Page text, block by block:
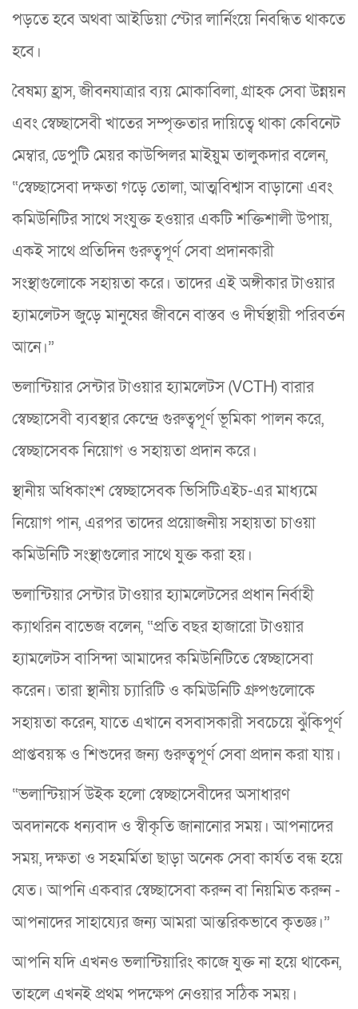
পড়তে হবে অথবা আইডিয়া স্টোর লার্নিংয়ে নিবন্ধিত থাকতে
হবে।
বৈষম্য হ্রাস, জীবনযাত্রার ব্যয় মোকাবিলা, গ্রাহক সেবা উন্নয়ন
এবং স্বেচ্ছাসেবী খাতের সম্পৃক্ততার দায়িত্বে থাকা কেবিনেট
মেম্বার, ডেপুটি মেয়র কাউন্সিলর মাইয়ুম তালুকদার বলেন,
“স্বেচ্ছাসেবা দক্ষতা গড়ে তোলা, আত্মবিশ্বাস বাড়ানো এবং
কমিউনিটির সাথে সংযুক্ত হওয়ার একটি শক্তিশালী উপায়,
একই সাথে প্রতিদিন গুরুত্বপূর্ণ সেবা প্রদানকারী
সংস্থাগুলোকে সহায়তা করে। তাদের এই অঙ্গীকার টাওয়ার
হ্যামলেটস জুড়ে মানুষের জীবনে বাস্তব ও দীর্ঘস্থায়ী পরিবর্তন
আনে।”
ভলান্টিয়ার সেন্টার টাওয়ার হ্যামলেটস (VCTH) বারার
স্বেচ্ছাসেবী ব্যবস্থার কেন্দ্রে গুরুত্বপূর্ণ ভূমিকা পালন করে,
স্বেচ্ছাসেবক নিয়োগ ও সহায়তা প্রদান করে।
স্থানীয় অধিকাংশ স্বেচ্ছাসেবক ভিসিটিএইচ-এর মাধ্যমে
নিয়োগ পান, এরপর তাদের প্রয়োজনীয় সহায়তা চাওয়া
কমিউনিটি সংস্থাগুলোর সাথে যুক্ত করা হয়।
ভলান্টিয়ার সেন্টার টাওয়ার হ্যামলেটসের প্রধান নির্বাহী
ক্যাথরিন বাভেজ বলেন, “প্রতি বছর হাজারো টাওয়ার
হ্যামলেটস বাসিন্দা আমাদের কমিউনিটিতে স্বেচ্ছাসেবা
করেন। তারা স্থানীয় চ্যারিটি ও কমিউনিটি গ্রুপগুলোকে
সহায়তা করেন, যাতে এখানে বসবাসকারী সবচেয়ে ঝুঁকিপূর্ণ
প্রাপ্তবয়স্ক ও শিশুদের জন্য গুরুত্বপূর্ণ সেবা প্রদান করা যায়।
“ভলান্টিয়ার্স উইক হলো স্বেচ্ছাসেবীদের অসাধারণ
অবদানকে ধন্যবাদ ও স্বীকৃতি জানানোর সময়। আপনাদের
সময়, দক্ষতা ও সহমর্মিতা ছাড়া অনেক সেবা কার্যত বন্ধ হয়ে
যেত। আপনি একবার স্বেচ্ছাসেবা করুন বা নিয়মিত করুন -
আপনাদের সাহায্যের জন্য আমরা আন্তরিকভাবে কৃতজ্ঞ।”
আপনি যদি এখনও ভলান্টিয়ারিং কাজে যুক্ত না হয়ে থাকেন,
তাহলে এখনই প্রথম পদক্ষেপ নেওয়ার সঠিক সময়।